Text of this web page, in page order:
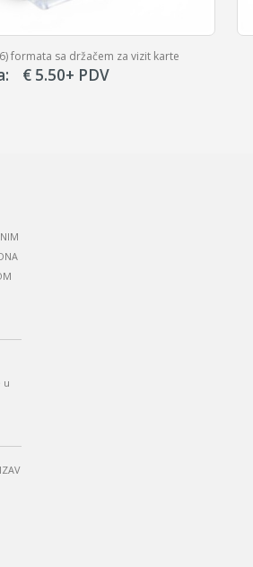
na tri nivoa, format A4
€47.20+ PDV
u